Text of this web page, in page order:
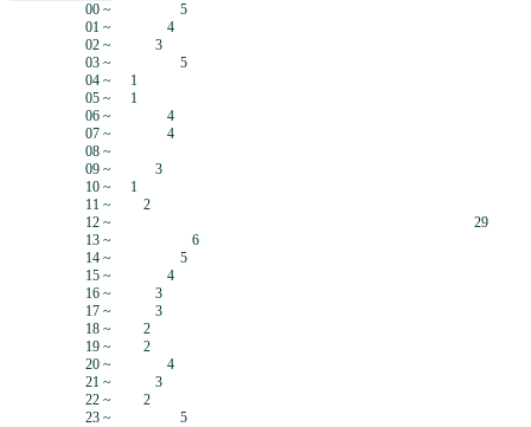
00 ~
5
01 ~
4
02 ~
3
03 ~
5
04 ~
1
05 ~
1
06 ~
4
07 ~
4
08 ~
09 ~
3
10 ~
1
11 ~
2
12 ~
29
13 ~
6
14 ~
5
15 ~
4
16 ~
3
17 ~
3
18 ~
2
19 ~
2
20 ~
4
21 ~
3
22 ~
2
23 ~
5